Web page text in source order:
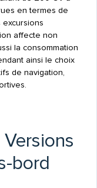
en termes de
affecte non
la consommation
ainsi le choix
de navigation,
bord